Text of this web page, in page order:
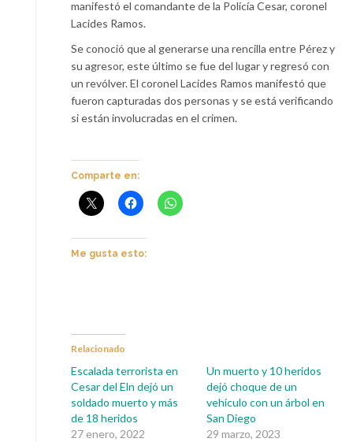
manifestó el comandante de la Policía Cesar, coronel
Lacides Ramos.
Se conoció que al generarse una rencilla entre Pérez y
su agresor, este último se fue del lugar y regresó con
un revólver. El coronel Lacides Ramos manifestó que
fueron capturadas dos personas y se está verificando
si están involucradas en el crimen.
Comparte en:
Me gusta esto:
Relacionado
Escalada terrorista en
Cesar del Eln dejó un
soldado muerto y más
de 18 heridos
27 enero, 2022
Un muerto y 10 heridos
dejó choque de un
vehículo con un árbol en
San Diego
29 marzo, 2023